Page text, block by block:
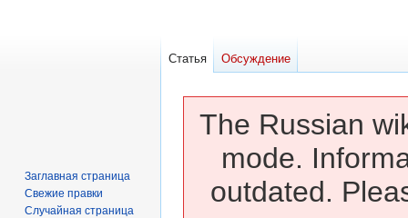
The Russian
mode.
outdated.
Статья Обсуждение
Заглавная страница
Свежие правки
Случайная страница